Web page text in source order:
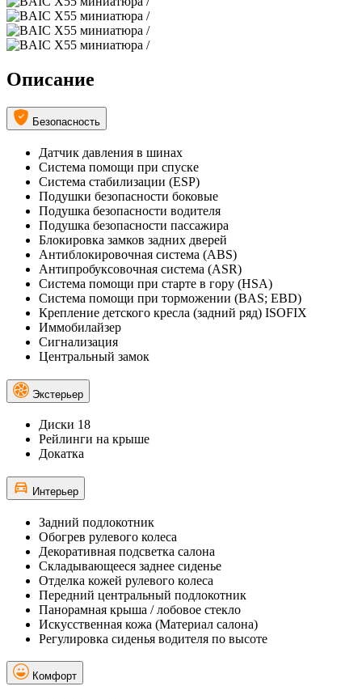
Описание
Безопасность
Датчик давления в шинах
Система помощи при спуске
Система стабилизации (ESP)
Подушки безопасности боковые
Подушка безопасности водителя
Подушка безопасности пассажира
Блокировка замков задних дверей
Антиблокировочная система (ABS)
Антипробуксовочная система (ASR)
Система помощи при старте в гору (HSA)
Система помощи при торможении (BAS; EBD)
Крепление детского кресла (задний ряд) ISOFIX
Иммобилайзер
Сигнализация
Центральный замок
Экстерьер
Диски 18
Рейлинги на крыше
Докатка
Интерьер
Задний подлокотник
Обогрев рулевого колеса
Декоративная подсветка салона
Складывающееся заднее сиденье
Отделка кожей рулевого колеса
Передний центральный подлокотник
Панорамная крыша / лобовое стекло
Искусственная кожа (Материал салона)
Регулировка сиденья водителя по высоте
Комфорт